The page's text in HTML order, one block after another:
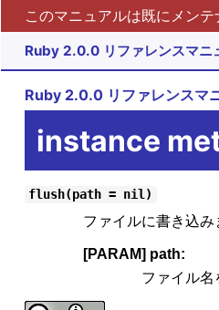
このマニュアルは既にメン
Ruby 2.0.0 リファレンスマニ
Ruby 2.0.0 リファレンスマ
instance
flush(path = nil)
ファイルに書き込み
[PARAM] path:
ファイル名